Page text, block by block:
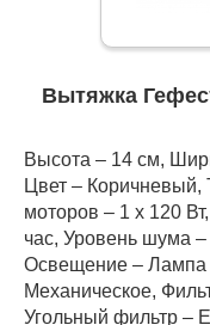
Вытяжка
Высота – 14 см,
Цвет – Коричневый,
моторов – 1 х 120
час, Уровень шума –
Освещение – Лампа
Механическое,
Угольный фильтр –